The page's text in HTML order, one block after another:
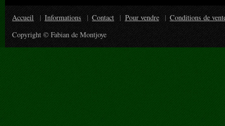
Accueil Informations Contact Pour vendre
Conditions de
Copyright © Fabian de Montjoye